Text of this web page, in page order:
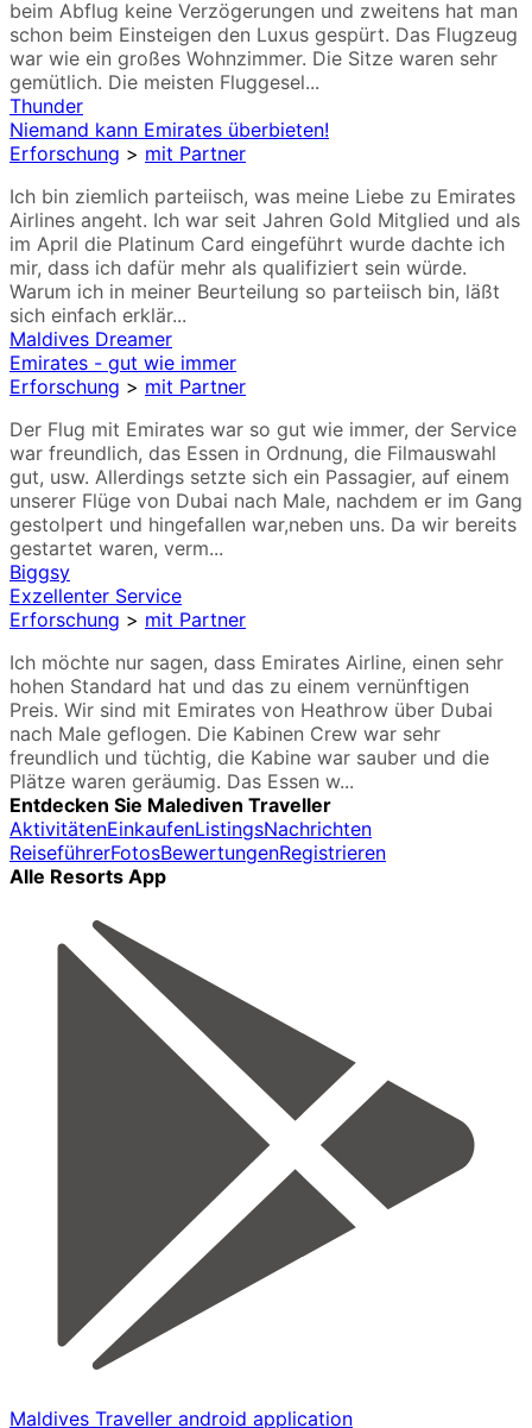
beim Abflug keine Verzögerungen und zweitens hat man
schon beim Einsteigen den Luxus gespürt. Das Flugzeug
war wie ein großes Wohnzimmer. Die Sitze waren sehr
gemütlich. Die meisten Fluggesel...
Thunder
Niemand kann Emirates überbieten!
Erforschung > mit Partner
Ich bin ziemlich parteiisch, was meine Liebe zu Emirates
Airlines angeht. Ich war seit Jahren Gold Mitglied und als
im April die Platinum Card eingeführt wurde dachte ich
mir, dass ich dafür mehr als qualifiziert sein würde.
Warum ich in meiner Beurteilung so parteiisch bin, läßt
sich einfach erklär...
Maldives Dreamer
Emirates - gut wie immer
Erforschung > mit Partner
Der Flug mit Emirates war so gut wie immer, der Service
war freundlich, das Essen in Ordnung, die Filmauswahl
gut, usw. Allerdings setzte sich ein Passagier, auf einem
unserer Flüge von Dubai nach Male, nachdem er im Gang
gestolpert und hingefallen war,neben uns. Da wir bereits
gestartet waren, verm...
Biggsy
Exzellenter Service
Erforschung > mit Partner
Ich möchte nur sagen, dass Emirates Airline, einen sehr
hohen Standard hat und das zu einem vernünftigen
Preis. Wir sind mit Emirates von Heathrow über Dubai
nach Male geflogen. Die Kabinen Crew war sehr
freundlich und tüchtig, die Kabine war sauber und die
Plätze waren geräumig. Das Essen w...
Entdecken Sie Malediven Traveller
AktivitätenEinkaufenListingsNachrichten
ReiseführerFotosBewertungenRegistrieren
Alle Resorts App
Maldives Traveller android application